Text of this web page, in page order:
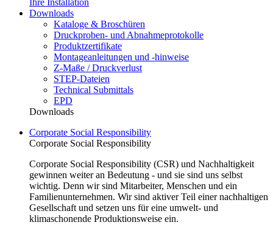
Downloads
Kataloge & Broschüren
Druckproben- und Abnahmeprotokolle
Produktzertifikate
Montageanleitungen und -hinweise
Z-Maße / Druckverlust
STEP-Dateien
Technical Submittals
EPD
Downloads
Corporate Social Responsibility
Corporate Social Responsibility
Corporate Social Responsibility (CSR) und Nachhaltigkeit
gewinnen weiter an Bedeutung - und sie sind uns selbst
wichtig. Denn wir sind Mitarbeiter, Menschen und ein
Familienunternehmen. Wir sind aktiver Teil einer nachhaltigen
Gesellschaft und setzen uns für eine umwelt- und
klimaschonende Produktionsweise ein.